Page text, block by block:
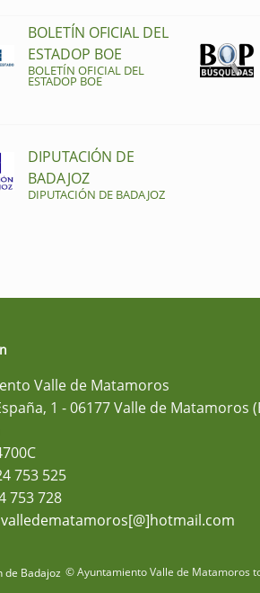
BOLETÍN OFICIAL DEL
ESTADOP BOE
BOLETÍN OFICIAL DEL
ESTADOP BOE
DIPUTACIÓN DE
BADAJOZ
DIPUTACIÓN DE BADAJOZ
Valle de Matamoros
1 - 06177 Valle de Matamoros
753 525
753 728
valledematamoros[@]hotmail.com
© Ayuntamiento Valle de Matamoros